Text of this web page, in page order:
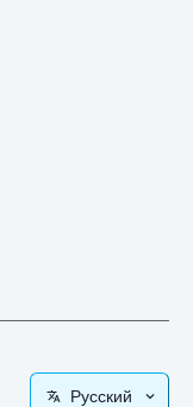
Русский